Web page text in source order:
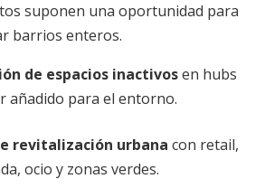
suponen una oportunidad para
barrios enteros.
de espacios inactivosen hubs
añadido para el entorno.
revitalización urbana con retail,
ocio y zonas verdes.